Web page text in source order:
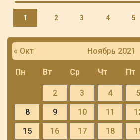
1 2 3 4 5
Ноябрь 2021
Пн Вт Ср Чт Пт
« Окт
2 3 4 5
8
9 10 11
15
16 17 18